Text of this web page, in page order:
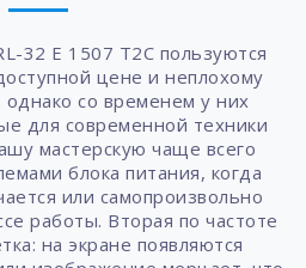
32 E 1507 T2C пользуются
цене и неплохому
однако со временем у них
для современной техники
мастерскую чаще всего
блока питания, когда
или самопроизвольно
работы. Вторая по частоте
на экране появляются